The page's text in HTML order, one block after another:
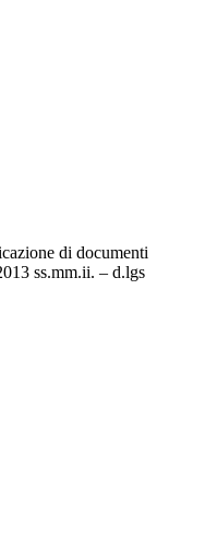
di documenti
ss.mm.ii. – d.lgs